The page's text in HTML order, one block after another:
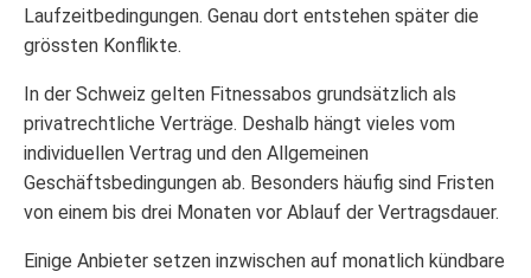
Laufzeitbedingungen. Genau dort entstehen später die
grössten Konflikte.
In der Schweiz gelten Fitnessabos grundsätzlich als
privatrechtliche Verträge. Deshalb hängt vieles vom
individuellen Vertrag und den Allgemeinen
Geschäftsbedingungen ab. Besonders häufig sind Fristen
von einem bis drei Monaten vor Ablauf der Vertragsdauer.
Einige Anbieter setzen inzwischen auf monatlich kündbare